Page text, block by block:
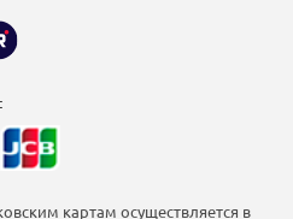
картам осуществляется в